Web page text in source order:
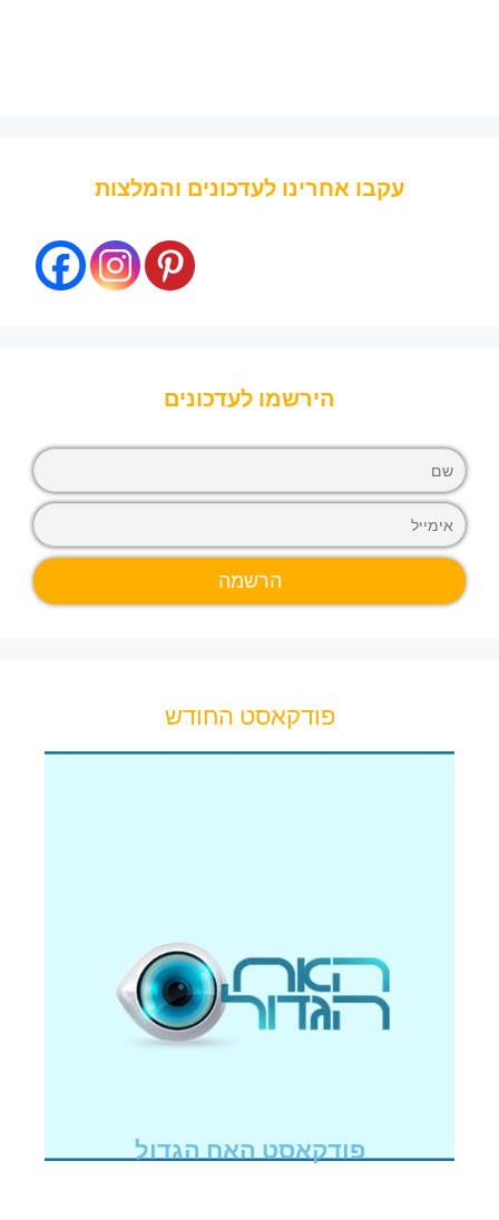
עקבו אחרינו לעדכונים והמלצות
הירשמו לעדכונים
פודקאסט החודש
פודקאסט האח הגדול